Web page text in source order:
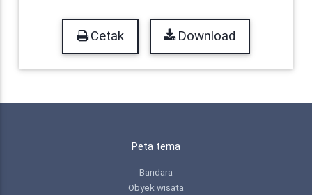
Cetak Download
Peta tema
Bandara
Obyek wisata